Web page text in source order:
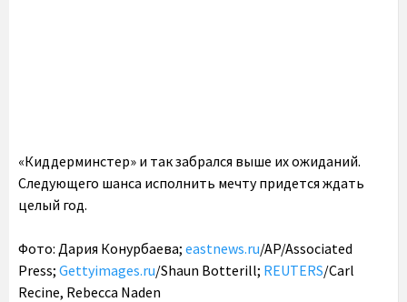
«Киддерминстер» и так забрался выше их ожиданий.
Следующего шанса исполнить мечту придется ждать
целый год.
Фото: Дария Конурбаева; eastnews.ru/AP/Associated
Press; Gettyimages.ru/Shaun Botterill; REUTERS/Carl
Recine, Rebecca Naden